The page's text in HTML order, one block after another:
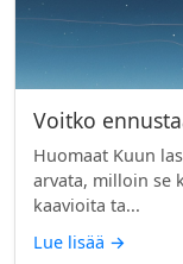
Voitko
Huomaat Kuun
arvata, milloin se
kaavioita ta...
Lue lisää →